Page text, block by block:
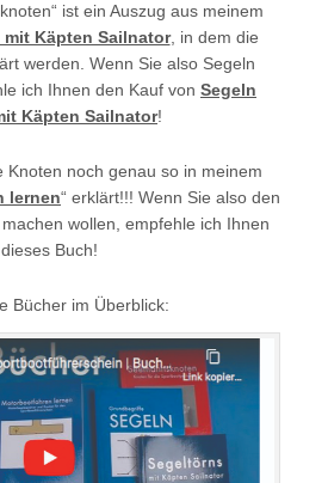
ist ein Auszug aus meinem
mit Käpten Sailnator, in dem die
werden. Wenn Sie also Segeln
ich Ihnen den Kauf von Segeln
Käpten Sailnator!
Knoten noch genau so in meinem
lernen“ erklärt!!! Wenn Sie also den
wollen, empfehle ich Ihnen
dieses Buch!
Bücher im Überblick: